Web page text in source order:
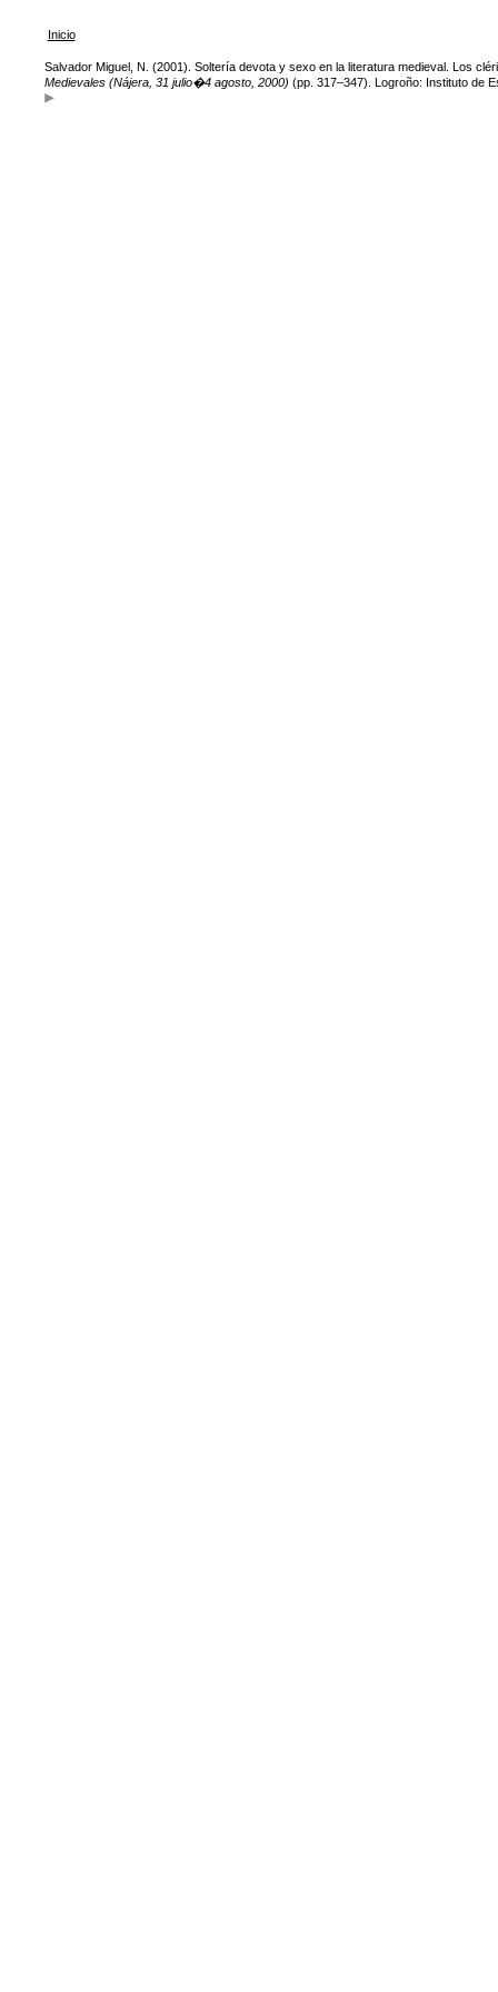
Inicio
Salvador Miguel, N. (2001). Soltería devota y sexo en la literatura medieval. Los
Medievales (Nájera, 31 julio�4 agosto, 2000) (pp. 317–347). Logroño: Instituto de